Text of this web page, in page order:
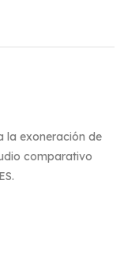
la exoneración de
comparativo